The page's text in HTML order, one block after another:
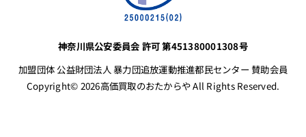
神奈川県公安委員会 許可 第451380001308号
加盟団体 公益財団法人 暴力団追放運動推進都民センター 賛助会員
Copyright© 2026高価買取のおたからや All Rights Reserved.